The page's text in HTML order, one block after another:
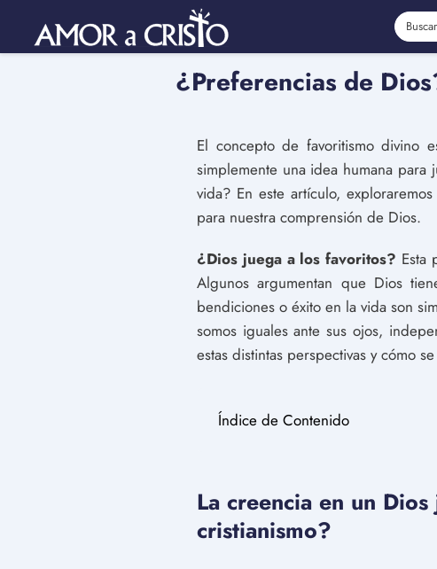
¿Preferencias de
El concepto de favoritismo divino
simplemente una idea humana
vida? En este artículo,
para nuestra comprensión de Dios.
¿Dios juega a los favoritos? Esta
Algunos argumentan que Dios
bendiciones o éxito en la vida son
somos iguales ante sus ojos,
estas distintas perspectivas y cómo
Índice de Contenido
La creencia en un
cristianismo?